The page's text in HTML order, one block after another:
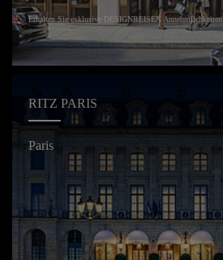
Erhalten Sie exklusive DESIGNREISEN Annehmlichkeiten
RITZ PARIS
Paris